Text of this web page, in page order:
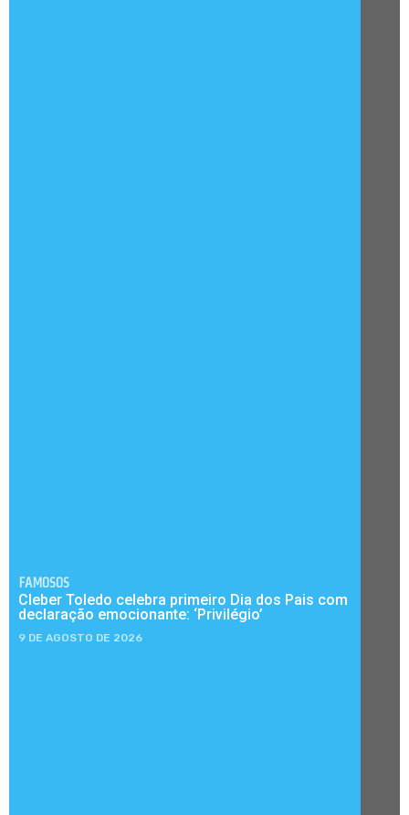
FAMOSOS
Cleber Toledo celebra primeiro Dia dos Pais com
declaração emocionante: ‘Privilégio’
9 DE AGOSTO DE 2026